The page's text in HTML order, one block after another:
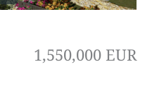
1,550,000 EUR